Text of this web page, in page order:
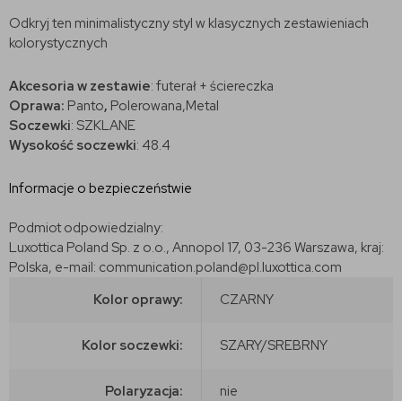
Odkryj ten minimalistyczny styl w klasycznych zestawieniach
kolorystycznych
Akcesoria w zestawie: futerał + ściereczka
Oprawa: Panto, Polerowana,Metal
Soczewki: SZKLANE
Wysokość soczewki: 48.4
Informacje o bezpieczeństwie
Podmiot odpowiedzialny:
Luxottica Poland Sp. z o.o., Annopol 17, 03-236 Warszawa, kraj:
Polska, e-mail: communication.poland@pl.luxottica.com
Kolor oprawy:
CZARNY
Kolor soczewki: SZARY/SREBRNY
Polaryzacja: nie